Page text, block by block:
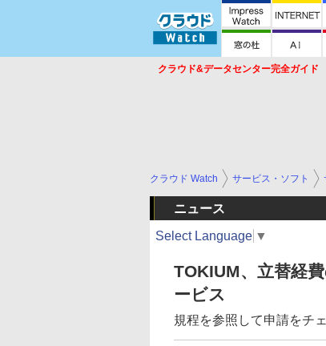
クラウド&データセンター完全ガイド
クラウド Watch サービス・ソフト
ニュース
Select Language ▼
TOKIUM、立替経
ービス
規程を参照して申請をチ